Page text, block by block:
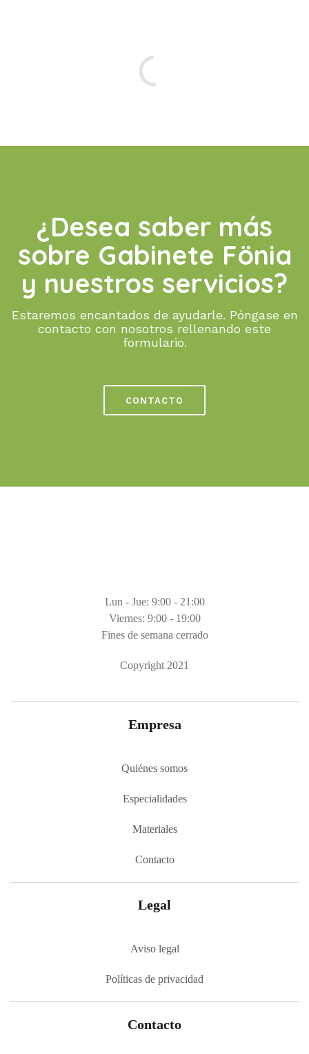
¿Desea saber más
sobre Gabinete Fönia
y nuestros servicios?
Estaremos encantados de ayudarle. Póngase en
contacto con nosotros rellenando este
formulario.
CONTACTO
Lun - Jue: 9:00 - 21:00
Viernes: 9:00 - 19:00
Fines de semana cerrado
Copyright 2021
Empresa
Quiénes somos
Especialidades
Materiales
Contacto
Legal
Aviso legal
Políticas de privacidad
Contacto